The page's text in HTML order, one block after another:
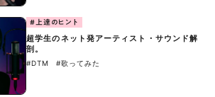
#上達のヒント
超学生のネット発アーティスト・サウンド解
剖。
#DTM #歌ってみた